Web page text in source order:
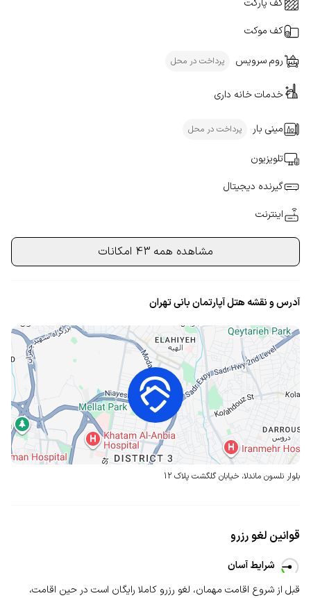
کف موکت
روم سرویس پرداخت در محل
خدمات خانه داری
مینی بار پرداخت در محل
تلویزیون
گیرنده دیجیتال
اینترنت
مشاهده همه 43 امکانات
آدرس و نقشه هتل آپارتمان بانی تهران
بلوار نلسون ماندلا، خیابان گلگشت پلاک 12
قوانین لغو رزرو
شرایط آسان
قبل از شروع اقامت مهمان، لغو رزرو کاملا رایگان است در حین اقامت،